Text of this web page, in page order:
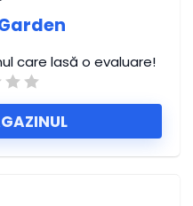
care lasă o evaluare!